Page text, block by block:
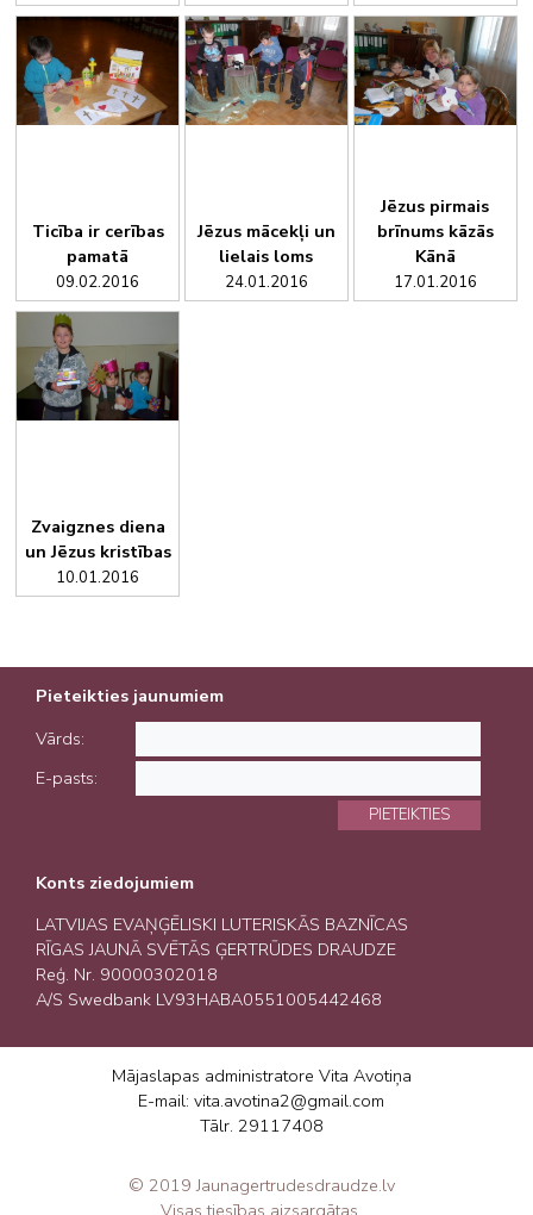
Ticība ir cerības
pamatā
09.02.2016
Jēzus mācekļi un
lielais loms
24.01.2016
Jēzus pirmais
brīnums kāzās
Kānā
17.01.2016
Zvaigznes diena
un Jēzus kristības
10.01.2016
Pieteikties jaunumiem
Vārds:
E-pasts:
PIETEIKTIES
Konts ziedojumiem
LATVIJAS EVAŅĢĒLISKI LUTERISKĀS BAZNĪCAS
RĪGAS JAUNĀ SVĒTĀS ĢERTRŪDES DRAUDZE
Reģ. Nr. 90000302018
A/S Swedbank LV93HABA0551005442468
Mājaslapas administratore Vita Avotiņa
E-mail: vita.avotina2@gmail.com
Tālr. 29117408
© 2019 Jaunagertrudesdraudze.lv
Visas tiesības aizsargātas.